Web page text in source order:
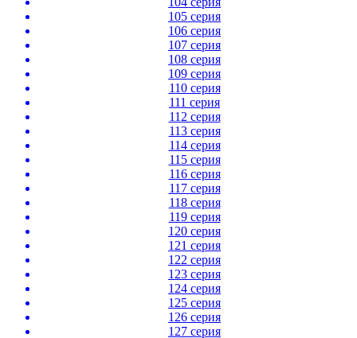
105 серия
106 серия
107 серия
108 серия
109 серия
110 серия
111 серия
112 серия
113 серия
114 серия
115 серия
116 серия
117 серия
118 серия
119 серия
120 серия
121 серия
122 серия
123 серия
124 серия
125 серия
126 серия
127 серия